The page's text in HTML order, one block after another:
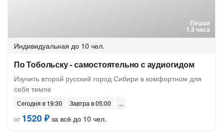
Пешая
1.5 часа
Индивидуальная до 10 чел.
По Тобольску - самостоятельно с аудиогидом
Изучить второй русский город Сибири в комфортном для
себя темпе
Сегодня в 19:30
Завтра в 05:00
от 1520 ₽за всё до 10 чел.